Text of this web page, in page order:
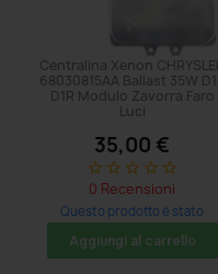
Centralina Xenon
68030815AA Ballast 35W
D1R Modulo Zavorra Faro
Luci
35,00 €
star_border star_border star_border star_border star_border
0 Recensioni
Questo prodotto è stato
acquistato: 17 volte
Aggiungi al carrello